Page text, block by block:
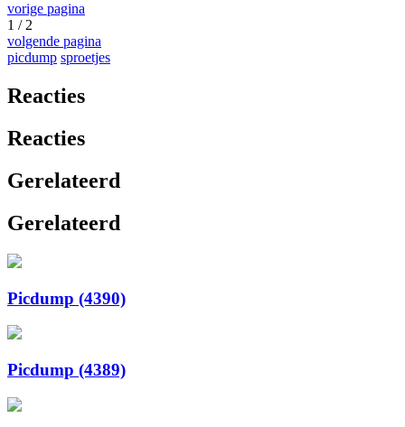
vorige pagina
1 / 2
volgende pagina
picdump sproetjes
Reacties
Reacties
Gerelateerd
Gerelateerd
Picdump (4390)
Picdump (4389)